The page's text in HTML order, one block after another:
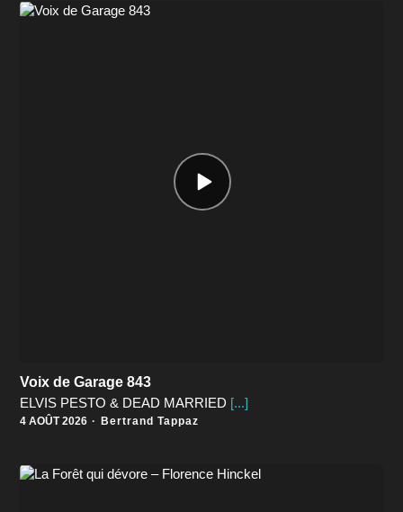
Episode
play
icon
Voix de Garage 843
ELVIS PESTO & DEAD MARRIED [...]
4 AOÛT 2026 Bertrand Tappaz